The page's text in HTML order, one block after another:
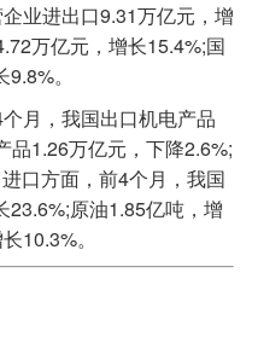
业进出口9.31万亿元，增
万亿元，增长15.4%;国
。
月，我国出口机电产品
品1.26万亿元，下降2.6%;
口方面，前4个月，我国
原油1.85亿吨，增
10.3%。